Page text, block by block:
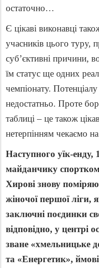
остаточно…
Є цікаві виконавці
учасників цього туру,
суб’єктивні причини,
їм статус ще одних
чемпіонату.
недостатньо. Проте
таблиці – це також
нетерпінням чекаємо
Наступного уїк-енду,
майданчику
Хирові знову
жіночої першої ліги,
заключні поєдинки
відповідно, у центрі
зване «хмельницьке
та «Енергетик»,